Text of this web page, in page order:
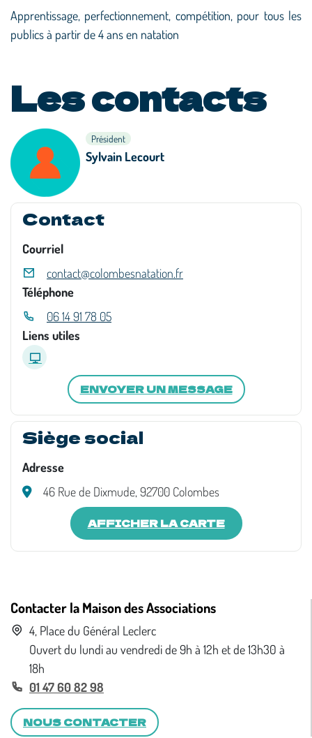
Apprentissage, perfectionnement, compétition, pour tous les
publics à partir de 4 ans en natation
Les contacts
Président
Sylvain Lecourt
Contact
Courriel
contact@colombesnatation.fr
Téléphone
06 14 91 78 05
Liens utiles
ENVOYER UN MESSAGE
Siège social
Adresse
46 Rue de Dixmude, 92700 Colombes
AFFICHER LA CARTE
Contacter la Maison des Associations
4, Place du Général Leclerc
Ouvert du lundi au vendredi de 9h à 12h et de 13h30 à
18h
01 47 60 82 98
NOUS CONTACTER